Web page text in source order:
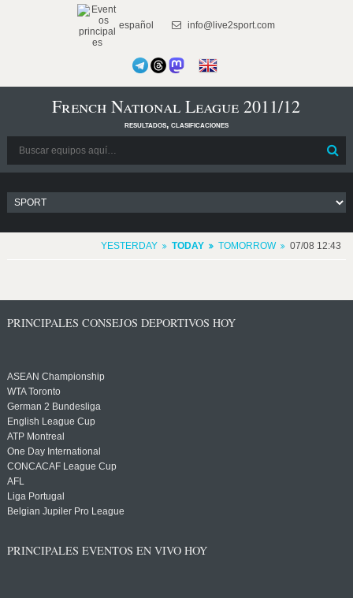
español info@live2sport.com
French National League 2011/12
resultados, clasificaciones
YESTERDAY TODAY TOMORROW 07/08 12:43
PRINCIPALES CONSEJOS DEPORTIVOS HOY
ASEAN Championship
WTA Toronto
German 2 Bundesliga
English League Cup
ATP Montreal
One Day International
CONCACAF League Cup
AFL
Liga Portugal
Belgian Jupiler Pro League
PRINCIPALES EVENTOS EN VIVO HOY